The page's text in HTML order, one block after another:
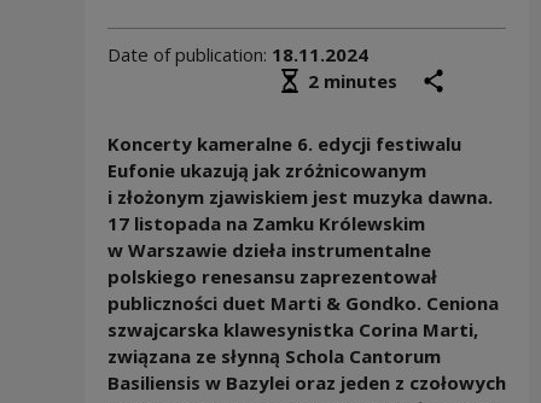
Date of publication: 18.11.2024
Średni czas czytania
2 minutes
Koncerty kameralne 6. edycji festiwalu
Eufonie ukazują jak zróżnicowanym
i złożonym zjawiskiem jest muzyka dawna.
17 listopada na Zamku Królewskim
w Warszawie dzieła instrumentalne
polskiego renesansu zaprezentował
publiczności duet Marti & Gondko. Ceniona
szwajcarska klawesynistka Corina Marti,
związana ze słynną Schola Cantorum
Basiliensis w Bazylei oraz jeden z czołowych